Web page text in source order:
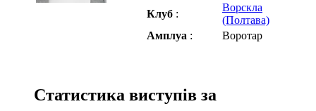
Клуб :
Ворскла
(Полтава)
Амплуа : Воротар
Статистика виступів за